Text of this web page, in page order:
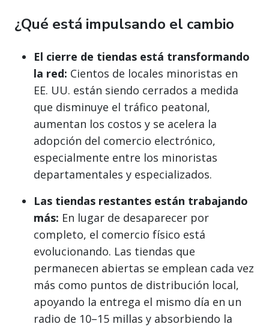
¿Qué está impulsando el cambio
El cierre de tiendas está transformando
la red: Cientos de locales minoristas en
EE. UU. están siendo cerrados a medida
que disminuye el tráfico peatonal,
aumentan los costos y se acelera la
adopción del comercio electrónico,
especialmente entre los minoristas
departamentales y especializados.
Las tiendas restantes están trabajando
más: En lugar de desaparecer por
completo, el comercio físico está
evolucionando. Las tiendas que
permanecen abiertas se emplean cada vez
más como puntos de distribución local,
apoyando la entrega el mismo día en un
radio de 10–15 millas y absorbiendo la